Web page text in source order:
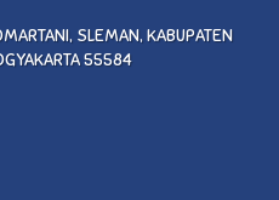
SLEMAN, KABUPATEN
55584